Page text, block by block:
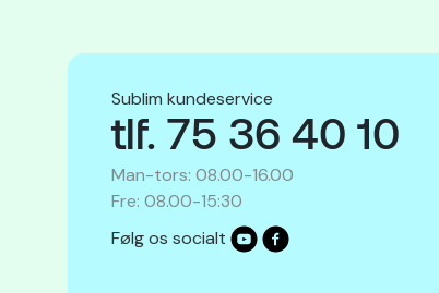
Sublim kundeservice
tlf. 75 36 40 10
Man-tors: 08.00-16.00
Fre: 08.00-15:30
Følg os socialt